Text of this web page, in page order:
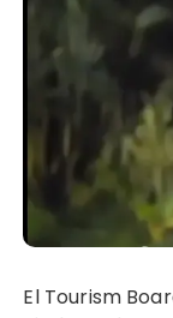
El Tourism Board de Singapur logra convertir en